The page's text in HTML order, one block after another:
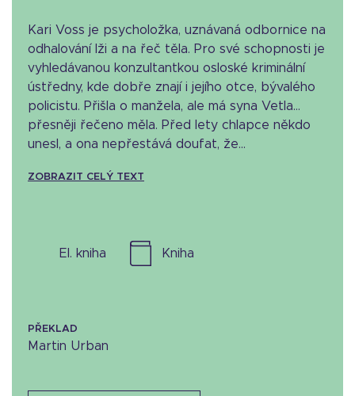
Kari Voss je psycholožka, uznávaná odbornice na
odhalování lži a na řeč těla. Pro své schopnosti je
vyhledávanou konzultantkou osloské kriminální
ústředny, kde dobře znají i jejího otce, bývalého
policistu. Přišla o manžela, ale má syna Vetla…
přesněji řečeno měla. Před lety chlapce někdo
unesl, a ona nepřestává doufat, že...
ZOBRAZIT CELÝ TEXT
el. kniha kniha
PŘEKLAD
Martin Urban